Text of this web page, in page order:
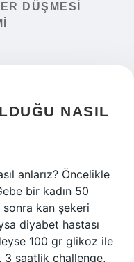
DÜŞMESI
NASIL
anlarız? Öncelikle
bir kadın 50
kan şekeri
diyabet hastası
100 gr glikoz ile
saatlik challenge,